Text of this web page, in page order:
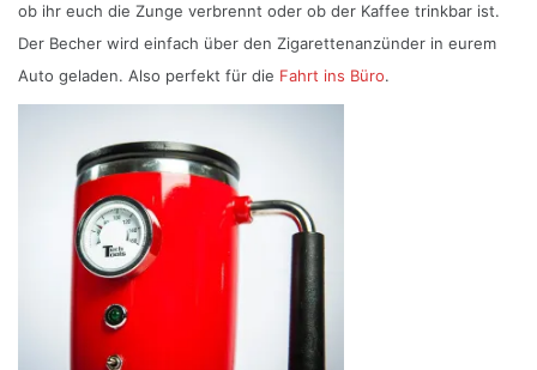
ob ihr euch die Zunge verbrennt oder ob der Kaffee trinkbar ist.
Der Becher wird einfach über den Zigarettenanzünder in eurem
Auto geladen. Also perfekt für die Fahrt ins Büro.